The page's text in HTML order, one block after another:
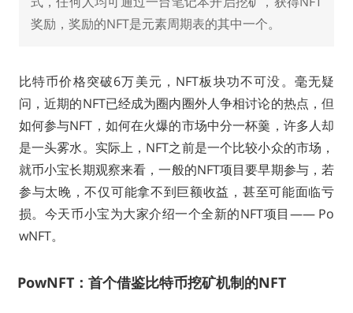
奖励，奖励的NFT是元素周期表的其中一个。
比特币价格突破6万美元，NFT板块功不可没。毫无疑
问，近期的NFT已经成为圈内圈外人争相讨论的热点，但
如何参与NFT，如何在火爆的市场中分一杯羹，许多人却
是一头雾水。实际上，NFT之前是一个比较小众的市场，
就币小宝长期观察来看，一般的NFT项目要早期参与，若
参与太晚，不仅可能拿不到巨额收益，甚至可能面临亏
损。今天币小宝为大家介绍一个全新的NFT项目—— Po
wNFT。
PowNFT：首个借鉴比特币挖矿机制的NFT